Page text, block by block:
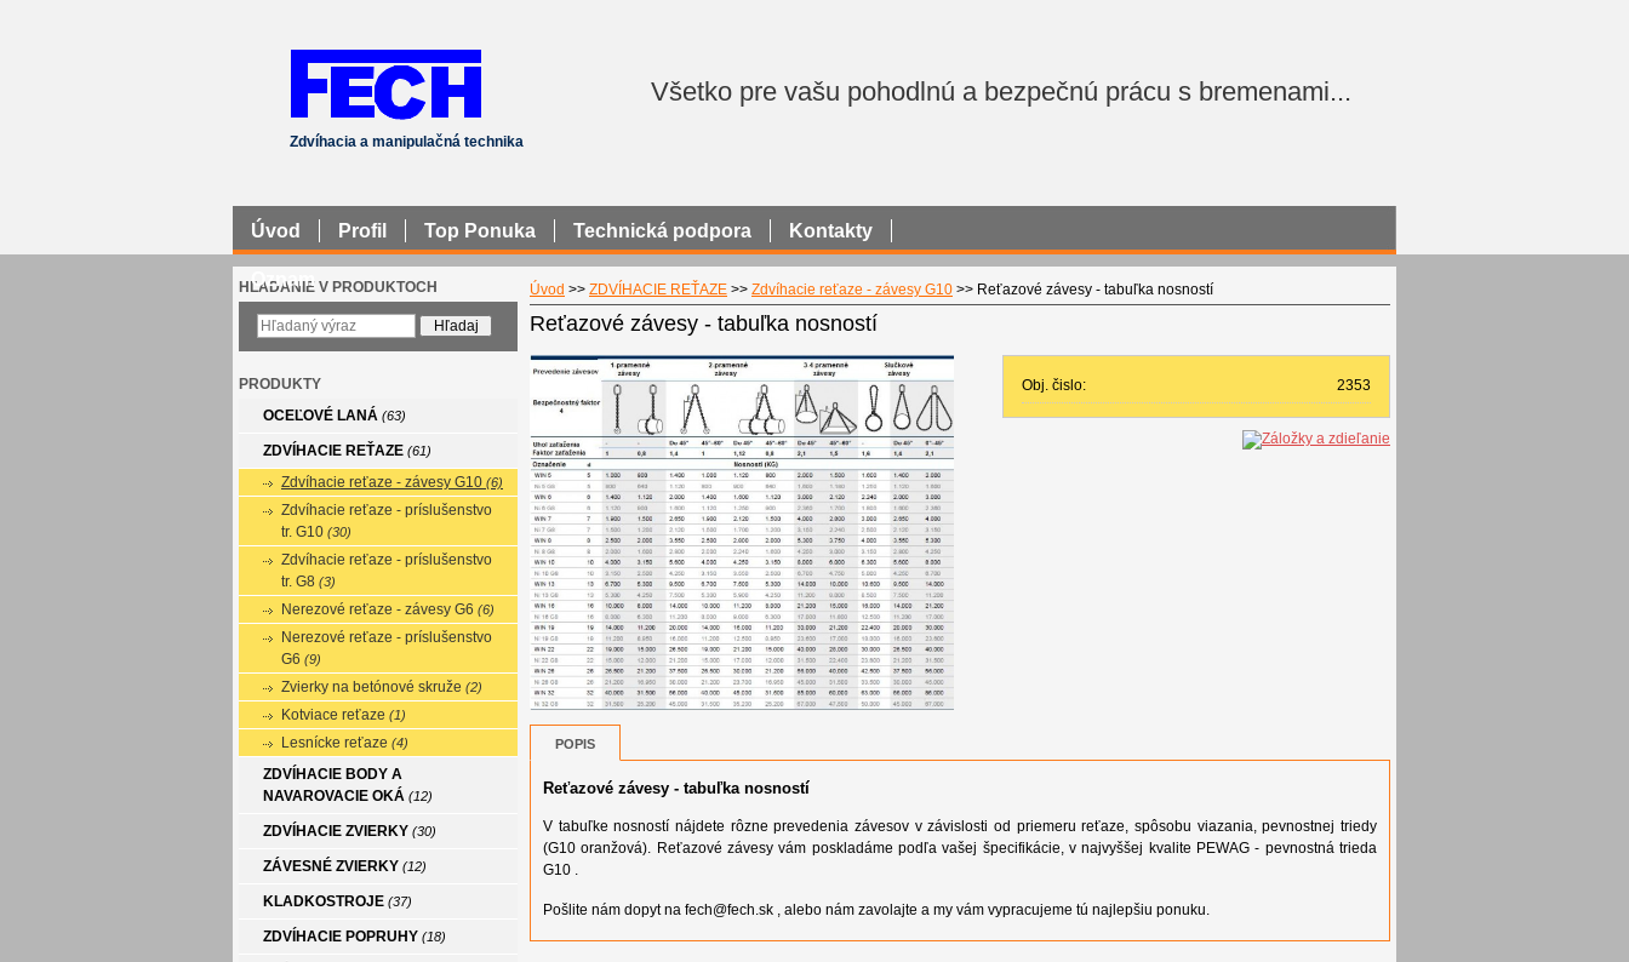
Zdvíhacia a manipulačná technika
Všetko pre vašu pohodlnú a bezpečnú prácu s bremenami...
Úvod >> ZDVÍHACIE REŤAZE >> Zdvíhacie reťaze - závesy G10 >> Reťazové závesy - tabuľka nosností
Reťazové závesy - tabuľka nosností
Obj. čislo: 2353
POPIS
Reťazové závesy - tabuľka nosností
V tabuľke nosností nájdete rôzne prevedenia závesov v závislosti od priemeru reťaze, spôsobu viazania, pevnostnej triedy
(G10 oranžová). Reťazové závesy vám poskladáme podľa vašej špecifikácie, v najvyššej kvalite PEWAG - pevnostná trieda
G10 .
Pošlite nám dopyt na fech@fech.sk , alebo nám zavolajte a my vám vypracujeme tú najlepšiu ponuku.
HĽADANIE V PRODUKTOCH
PRODUKTY
OCEĽOVÉ LANÁ (63)
ZDVÍHACIE REŤAZE (61)
Zdvíhacie reťaze - závesy G10 (6)
Zdvíhacie reťaze - príslušenstvo
tr. G10 (30)
Zdvíhacie reťaze - príslušenstvo
tr. G8 (3)
Nerezové reťaze - závesy G6 (6)
Nerezové reťaze - príslušenstvo
G6 (9)
Zvierky na betónové skruže (2)
Kotviace reťaze (1)
Lesnícke reťaze (4)
ZDVÍHACIE BODY A
NAVAROVACIE OKÁ (12)
ZDVÍHACIE ZVIERKY (30)
ZÁVESNÉ ZVIERKY (12)
KLADKOSTROJE (37)
ZDVÍHACIE POPRUHY (18)
Úvod Profil Top Ponuka Technická podpora Kontakty
Oznam